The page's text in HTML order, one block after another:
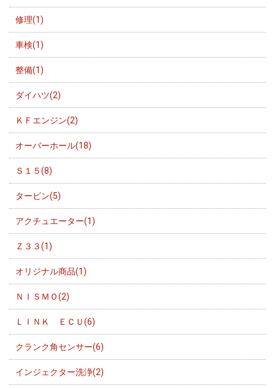
修理(1)
車検(1)
整備(1)
ダイハツ(2)
ＫＦエンジン(2)
オーバーホール(18)
Ｓ１５(8)
タービン(5)
アクチュエーター(1)
Ｚ３３(1)
オリジナル商品(1)
ＮＩＳＭＯ(2)
ＬＩＮＫ ＥＣＵ(6)
クランク角センサー(6)
インジェクター洗浄(2)